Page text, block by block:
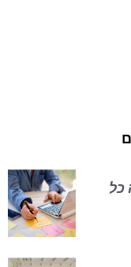
כל